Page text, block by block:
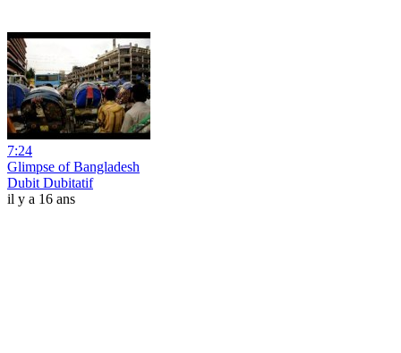
7:24
Glimpse of Bangladesh
Dubit Dubitatif
il y a 16 ans